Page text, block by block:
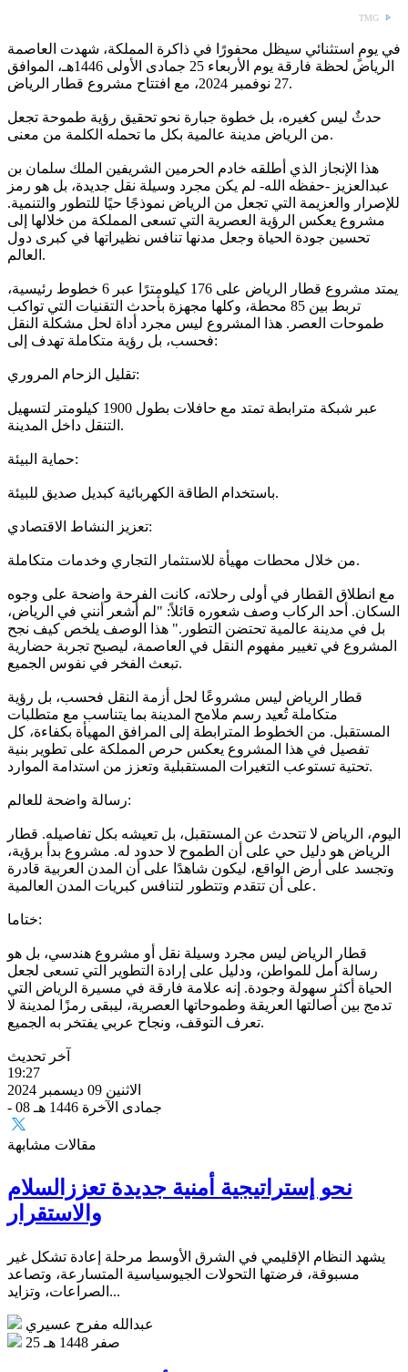
TMG
في يومٍ استثنائي سيظل محفورًا في ذاكرة المملكة، شهدت العاصمة
الرياض لحظة فارقة يوم الأربعاء 25 جمادى الأولى 1446هـ، الموافق
27 نوفمبر 2024، مع افتتاح مشروع قطار الرياض.
حدثٌ ليس كغيره، بل خطوة جبارة نحو تحقيق رؤية طموحة تجعل
من الرياض مدينة عالمية بكل ما تحمله الكلمة من معنى.
هذا الإنجاز الذي أطلقه خادم الحرمين الشريفين الملك سلمان بن
عبدالعزيز -حفظه الله- لم يكن مجرد وسيلة نقل جديدة، بل هو رمز
للإصرار والعزيمة التي تجعل من الرياض نموذجًا حيًا للتطور والتنمية.
مشروع يعكس الرؤية العصرية التي تسعى المملكة من خلالها إلى
تحسين جودة الحياة وجعل مدنها تنافس نظيراتها في كبرى دول
العالم.
يمتد مشروع قطار الرياض على 176 كيلومترًا عبر 6 خطوط رئيسية،
تربط بين 85 محطة، وكلها مجهزة بأحدث التقنيات التي تواكب
طموحات العصر. هذا المشروع ليس مجرد أداة لحل مشكلة النقل
فحسب، بل رؤية متكاملة تهدف إلى:
تقليل الزحام المروري:
عبر شبكة مترابطة تمتد مع حافلات بطول 1900 كيلومتر لتسهيل
التنقل داخل المدينة.
حماية البيئة:
باستخدام الطاقة الكهربائية كبديل صديق للبيئة.
تعزيز النشاط الاقتصادي:
من خلال محطات مهيأة للاستثمار التجاري وخدمات متكاملة.
مع انطلاق القطار في أولى رحلاته، كانت الفرحة واضحة على وجوه
السكان. أحد الركاب وصف شعوره قائلاً: "لم أشعر أنني في الرياض،
بل في مدينة عالمية تحتضن التطور." هذا الوصف يلخص كيف نجح
المشروع في تغيير مفهوم النقل في العاصمة، ليصبح تجربة حضارية
تبعث الفخر في نفوس الجميع.
قطار الرياض ليس مشروعًا لحل أزمة النقل فحسب، بل رؤية
متكاملة تُعيد رسم ملامح المدينة بما يتناسب مع متطلبات
المستقبل. من الخطوط المترابطة إلى المرافق المهيأة بكفاءة، كل
تفصيل في هذا المشروع يعكس حرص المملكة على تطوير بنية
تحتية تستوعب التغيرات المستقبلية وتعزز من استدامة الموارد.
رسالة واضحة للعالم:
اليوم، الرياض لا تتحدث عن المستقبل، بل تعيشه بكل تفاصيله. قطار
الرياض هو دليل حي على أن الطموح لا حدود له. مشروع بدأ برؤية،
وتجسد على أرض الواقع، ليكون شاهدًا على أن المدن العربية قادرة
على أن تتقدم وتتطور لتنافس كبريات المدن العالمية.
ختاما:
قطار الرياض ليس مجرد وسيلة نقل أو مشروع هندسي، بل هو
رسالة أمل للمواطن، ودليل على إرادة التطوير التي تسعى لجعل
الحياة أكثر سهولة وجودة. إنه علامة فارقة في مسيرة الرياض التي
تدمج بين أصالتها العريقة وطموحاتها العصرية، ليبقى رمزًا لمدينة لا
تعرف التوقف، ونجاح عربي يفتخر به الجميع.
آخر تحديث
19:27
الاثنين 09 ديسمبر 2024
- 08 جمادى الآخرة 1446 هـ
مقالات مشابهة
نحو إستراتيجية أمنية جديدة تعززالسلام
والاستقرار
يشهد النظام الإقليمي في الشرق الأوسط مرحلة إعادة تشكل غير
مسبوقة، فرضتها التحولات الجيوسياسية المتسارعة، وتصاعد
الصراعات، وتزايد...
عبدالله مفرح عسيري
25 صفر 1448 هـ